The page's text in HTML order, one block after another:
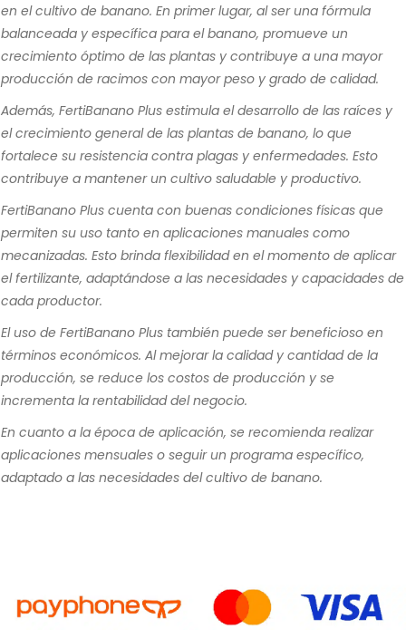
en el cultivo de banano. En primer lugar, al ser una fórmula
balanceada y específica para el banano, promueve un
crecimiento óptimo de las plantas y contribuye a una mayor
producción de racimos con mayor peso y grado de calidad.
Además, FertiBanano Plus estimula el desarrollo de las raíces y
el crecimiento general de las plantas de banano, lo que
fortalece su resistencia contra plagas y enfermedades. Esto
contribuye a mantener un cultivo saludable y productivo.
FertiBanano Plus cuenta con buenas condiciones físicas que
permiten su uso tanto en aplicaciones manuales como
mecanizadas. Esto brinda flexibilidad en el momento de aplicar
el fertilizante, adaptándose a las necesidades y capacidades de
cada productor.
El uso de FertiBanano Plus también puede ser beneficioso en
términos económicos. Al mejorar la calidad y cantidad de la
producción, se reduce los costos de producción y se
incrementa la rentabilidad del negocio.
En cuanto a la época de aplicación, se recomienda realizar
aplicaciones mensuales o seguir un programa específico,
adaptado a las necesidades del cultivo de banano.